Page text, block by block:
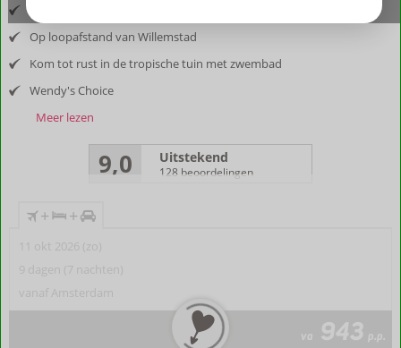
Op loopafstand van Willemstad
Kom tot rust in de tropische tuin met zwembad
Wendy's Choice
Meer lezen
9,0 Uitstekend
128 beoordelingen
+ +
11 okt 2026 (zo)
9 dagen (7 nachten)
vanaf Amsterdam
va 943 p.p.